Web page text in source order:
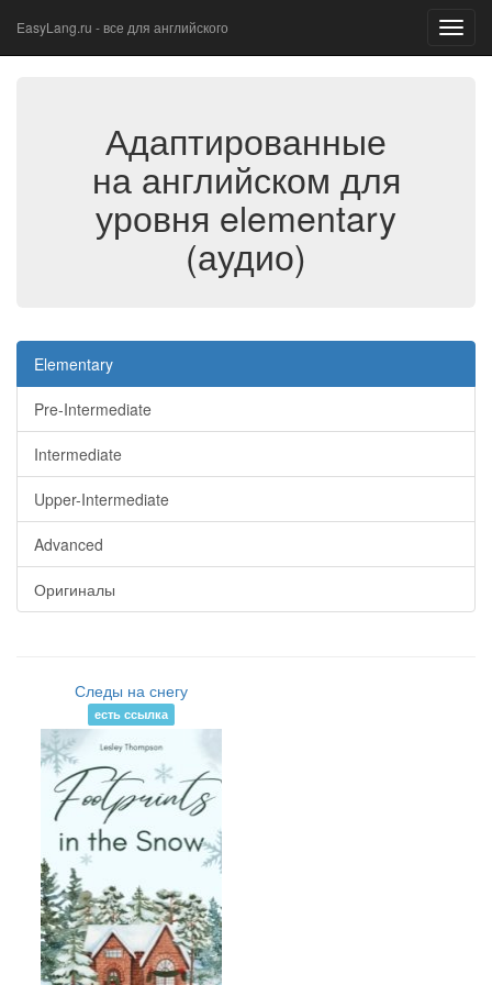
EasyLang.ru - все для английского
Адаптированные
на английском для
уровня elementary
(аудио)
Elementary
Pre-Intermediate
Intermediate
Upper-Intermediate
Advanced
Оригиналы
Следы на снегу
есть ссылка